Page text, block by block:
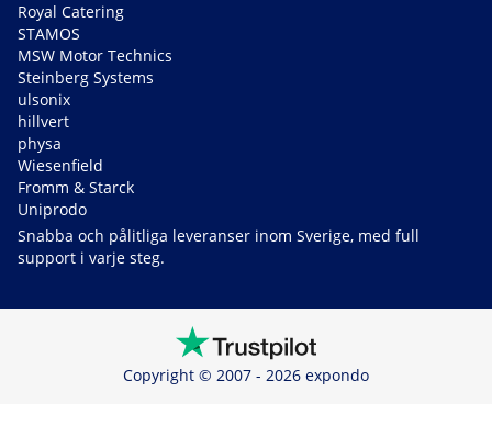
Royal Catering
STAMOS
MSW Motor Technics
Steinberg Systems
ulsonix
hillvert
physa
Wiesenfield
Fromm & Starck
Uniprodo
Snabba och pålitliga leveranser inom Sverige, med full
support i varje steg.
Copyright © 2007 - 2026 expondo